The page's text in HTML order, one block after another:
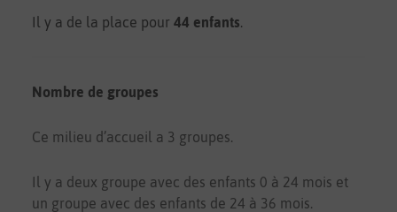
Il y a de la place pour 44 enfants.
Nombre de groupes
Ce milieu d’accueil a 3 groupes.
Il y a deux groupe avec des enfants 0 à 24 mois et
un groupe avec des enfants de 24 à 36 mois.